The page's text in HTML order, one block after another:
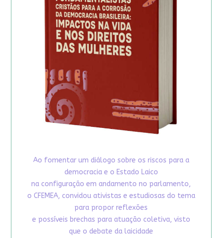
Ao fomentar um diálogo sobre os riscos para a
democracia e o Estado Laico
na configuração em andamento no parlamento,
o CFEMEA, convidou ativistas e estudiosas do tema
para propor reflexões
e possíveis brechas para atuação coletiva, visto
que o debate da laicidade